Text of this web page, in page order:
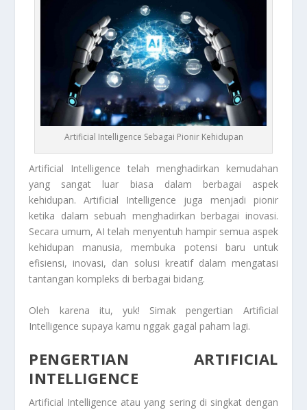
Artificial Intelligence Sebagai Pionir Kehidupan
Artificial Intelligence telah menghadirkan kemudahan
yang sangat luar biasa dalam berbagai aspek
kehidupan.Artificial Intelligence juga menjadi pionir
ketika dalam sebuah menghadirkan berbagai inovasi.
Secara umum, AI telah menyentuh hampir semua aspek
kehidupan manusia, membuka potensi baru untuk
efisiensi, inovasi, dan solusi kreatif dalam mengatasi
tantangan kompleks di berbagai bidang.
Oleh karena itu, yuk! Simak pengertian Artificial
Intelligence supaya kamu nggak gagal paham lagi.
PENGERTIAN ARTIFICIAL
INTELLIGENCE
Artificial Intelligence atau yang sering di singkat dengan